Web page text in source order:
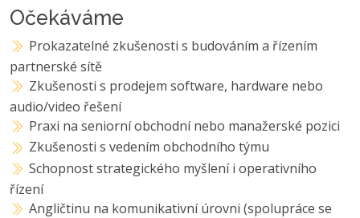
Očekáváme
Prokazatelné zkušenosti s budováním a řízením
partnerské sítě
Zkušenosti s prodejem software, hardware nebo
audio/video řešení
Praxi na seniorní obchodní nebo manažerské pozici
Zkušenosti s vedením obchodního týmu
Schopnost strategického myšlení i operativního
řízení
Angličtinu na komunikativní úrovni (spolupráce se